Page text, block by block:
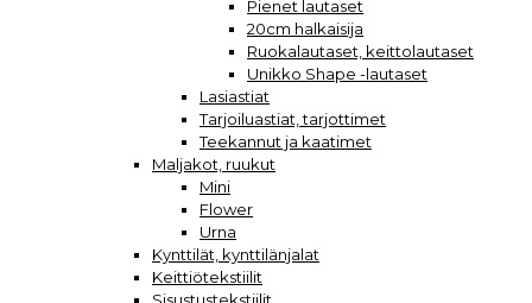
Pienet lautaset
20cm halkaisija
Ruokalautaset, keittolautaset
Unikko Shape -lautaset
Lasiastiat
Tarjoiluastiat, tarjottimet
Teekannut ja kaatimet
Maljakot, ruukut
Mini
Flower
Urna
Kynttilät, kynttilänjalat
Keittiötekstiilit